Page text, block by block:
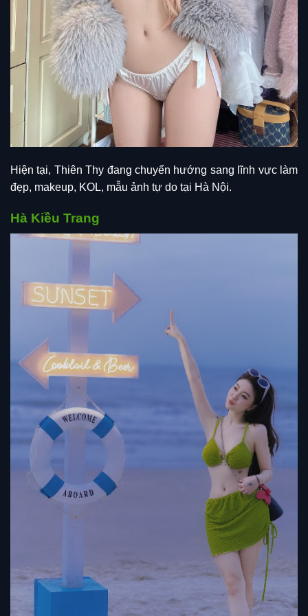
Hiện tại, Thiên Thy đang chuyển hướng sang lĩnh vực làm
đẹp, makeup, KOL, mẫu ảnh tự do tại Hà Nội.
Hà Kiều Trang